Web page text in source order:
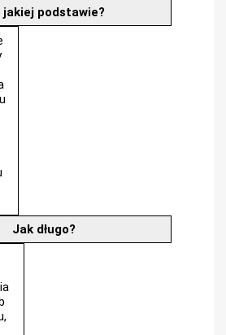
jakiej podstawie?
Jak długo?